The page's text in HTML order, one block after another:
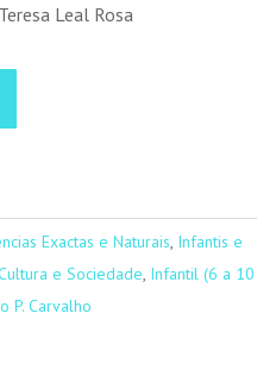
Leal Rosa
Exactas e Naturais Infantis e
e Sociedade Infantil (6 a 10
P. Carvalho